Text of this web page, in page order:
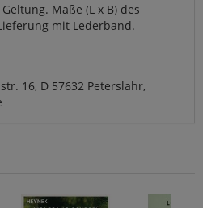
Maße (L x B) des
mit Lederband.
16, D 57632 Peterslahr,